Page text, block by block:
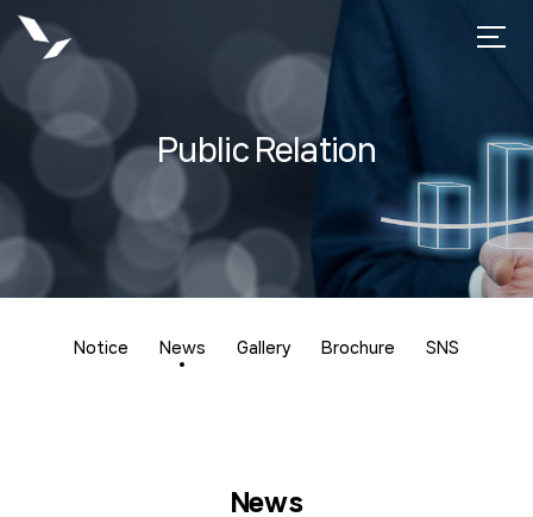
Public Relation
Notice News Gallery Brochure SNS
News